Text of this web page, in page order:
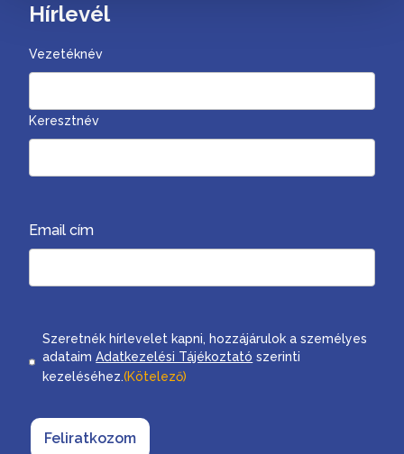
Hírlevél
Vezetéknév
Keresztnév
Email cím
Consent
Szeretnék hírlevelet kapni, hozzájárulok a személyes
adataimAdatkezelési Tájékoztató szerinti
kezeléséhez.(Kötelező)
Feliratkozom